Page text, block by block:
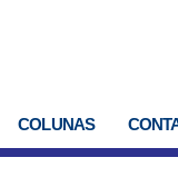
COLUNAS